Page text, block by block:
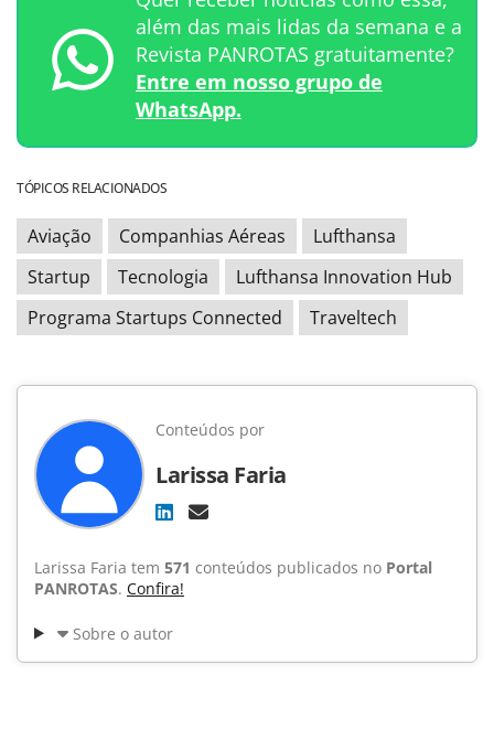
além das mais lidas da semana e a
Revista PANROTAS gratuitamente?
Entre em nosso grupo de
WhatsApp.
TÓPICOS RELACIONADOS
Aviação Companhias Aéreas
Lufthansa
Startup
Tecnologia
Lufthansa Innovation Hub
Programa Startups Connected
Traveltech
Conteúdos por
Larissa Faria
Larissa Faria tem 571 conteúdos publicados no Portal
PANROTAS. Confira!
Sobre o autor